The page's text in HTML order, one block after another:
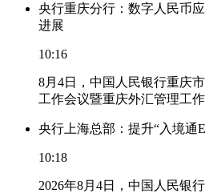
央行重庆分行：数字人民币
进展
10:16
8月4日，中国人民银行重庆
工作会议暨重庆外汇管理工作
央行上海总部：提升“入境通
10:18
2026年8月4日，中国人民银